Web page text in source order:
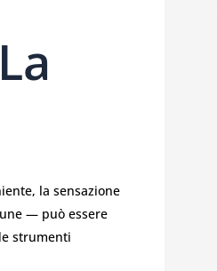
la sensazione
— può essere
strumenti